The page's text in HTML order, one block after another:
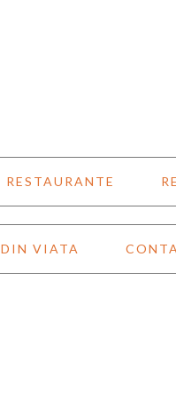
RESTAURANTE
DIN VIATA